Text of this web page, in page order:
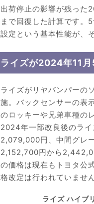
出荷停止の影響が残った
まで回復した計算です。
設定という基本性能が、
ライズが2024年11
ライズがリヤバンパーの
施。バックセンサーの表
のロッキーや兄弟車種の
2024年一部改良後のラ
2,079,000円、中間グレ
2,152,700円から
の価格は現在もトヨタ公
格改定は行われていません
ライズ ハイブ